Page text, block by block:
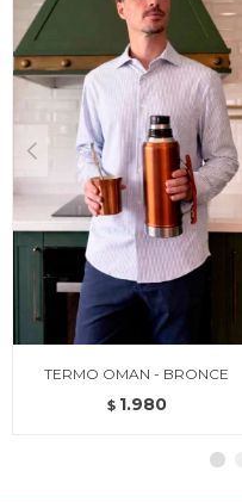
TERMO OMAN - BRONCE
$ 1.980